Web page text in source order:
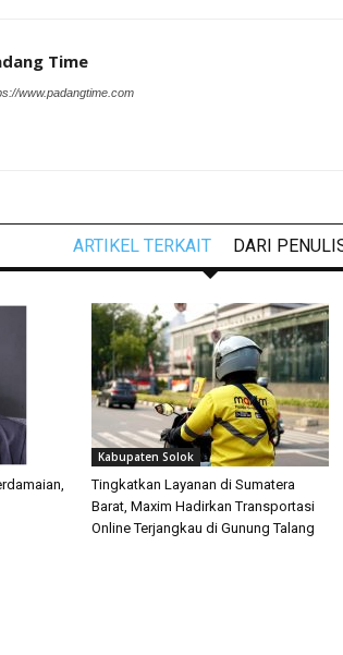
Time
www.padangtime.com
ARTIKEL TERKAIT DARI
Kabupaten Solok
Tingkatkan Layanan di Sumatera
Barat, Maxim Hadirkan Transportasi
Online Terjangkau di Gunung Talang